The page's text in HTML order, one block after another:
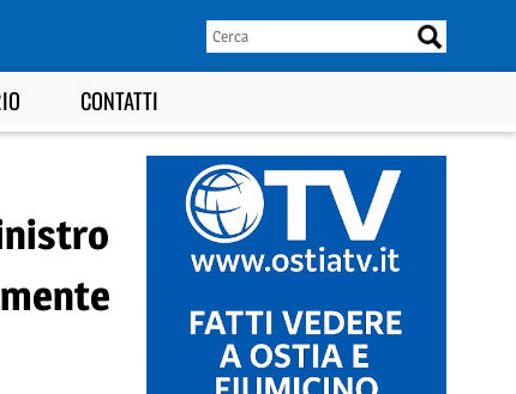
CONTATTI